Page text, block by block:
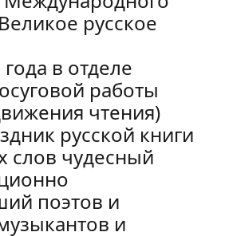
русское
в отделе
работы
чтения)
русской книги
слов чудесный
поэтов и
и